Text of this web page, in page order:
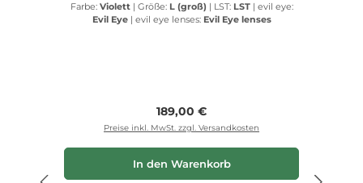
Farbe: Violett | Größe: L (groß) | LST: LST | evil eye:
Evil Eye | evil eye lenses: Evil Eye lenses
Regulärer Preis:
189,00 €
Preise inkl. MwSt. zzgl. Versandkosten
In den Warenkorb